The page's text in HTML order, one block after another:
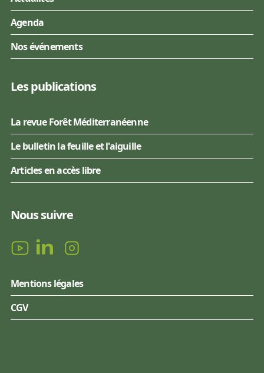
Agenda
Nos événements
Les publications
La revue Forêt Méditerranéenne
Le bulletin la feuille et l'aiguille
Articles en accès libre
Nous suivre
Mentions légales
CGV